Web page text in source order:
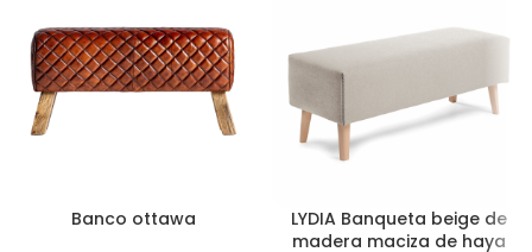
Banco ottawa
LYDIA Banqueta beige de
madera maciza de haya